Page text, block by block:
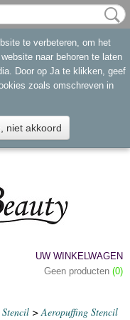
UW WINKELWAGEN
Geen producten (0)
>Aeropuffing Stencil
te verbeteren, om het
naar behoren te laten
Door op Ja te klikken, geef
zoals omschreven in
niet akkoord